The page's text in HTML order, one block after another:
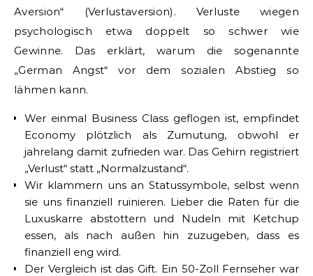
Aversion“ (Verlustaversion). Verluste wiegen
psychologisch etwa doppelt so schwer wie
Gewinne. Das erklärt, warum die sogenannte
„German Angst“ vor dem sozialen Abstieg so
lähmen kann.
Wer einmal Business Class geflogen ist, empfindet
Economy plötzlich als Zumutung, obwohl er
jahrelang damit zufrieden war. Das Gehirn registriert
„Verlust“ statt „Normalzustand“.
Wir klammern uns an Statussymbole, selbst wenn
sie uns finanziell ruinieren. Lieber die Raten für die
Luxuskarre abstottern und Nudeln mit Ketchup
essen, als nach außen hin zuzugeben, dass es
finanziell eng wird.
Der Vergleich ist das Gift. Ein 50-Zoll Fernseher war